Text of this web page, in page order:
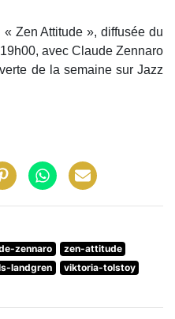
Zen Attitude », diffusée du
avec Claude Zennaro
de la semaine sur Jazz
zennaro
zen-attitude
landgren
viktoria-tolstoy